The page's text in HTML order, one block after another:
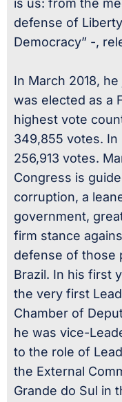
is us: from the
defense of
Democracy” -,
In March 2018,
was elected as a
highest vote
349,855 votes.
256,913 votes.
Congress is
corruption, a
government,
firm stance
defense of those
Brazil. In his first
the very first
Chamber of
he was vice-
to the role of
the External
Grande do Sul in